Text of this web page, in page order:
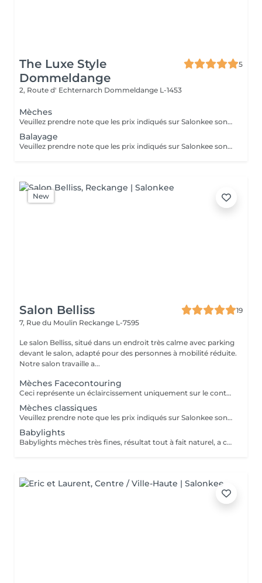
The Luxe Style
Dommeldange
5
2, Route d' Echternarch Dommeldange L-1453
Mèches
Veuillez prendre note que les prix indiqués sur Salonkee sont communiqués à titre informatif et s'entendent de base. Ces derniers sont susceptibles de varier selon le diagnostic réalisé à votre arrivée au salon et l'expertise du professionnel à qui vous confiez votre beauté. Dans tous les cas, un devis précis vous sera proposé et toutes réalisations de prestations seront effectuées avec votre accord. Un grand merci d'avance pour votre compréhension. Au plaisir de vous recevoir très vite.
Balayage
Veuillez prendre note que les prix indiqués sur Salonkee sont communiqués à titre informatif et s'entendent de base. Ces derniers sont susceptibles de varier selon le diagnostic réalisé à votre arrivée au salon et l'expertise du professionnel à qui vous confiez votre beauté. Dans tous les cas, un devis précis vous sera proposé et toutes réalisations de prestations seront effectuées avec votre accord. Un grand merci d'avance pour votre compréhension. Au plaisir de vous recevoir très vite.
New
Salon Belliss
19
7, Rue du Moulin Reckange L-7595
Le salon Belliss, situé dans un endroit très calme avec parking
devant le salon, adapté pour des personnes à mobilité réduite.
Notre salon travaille a...
Mèches Facecontouring
Ceci représente un éclaircissement uniquement sur le contour du visage. Si nécessaire, le gloss ou la patine doit être ajouté!
Mèches classiques
Veuillez prendre note que les prix indiqués sur Salonkee sont communiqués à titre informatif et s'entendent de base. Ces derniers sont susceptibles de varier selon le diagnostic réalisé à votre arrivée au salon et l'expertise du professionnel à qui vous confiez votre beauté. Dans tous les cas, un devis précis vous sera proposé et toutes réalisations de prestations seront effectuées avec votre accord. Un grand merci d'avance pour votre compréhension. Au plaisir de vous recevoir très vite.
Babylights
Babylights mèches très fines, résultat tout à fait naturel, a cela faut encore ajouter la patine, le traitement et le brushing.